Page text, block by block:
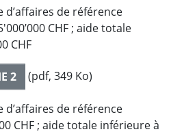
d’affaires de référence
CHF ; aide totale
CHF
2 (pdf, 349 Ko)
d’affaires de référence
CHF ; aide totale inférieure à